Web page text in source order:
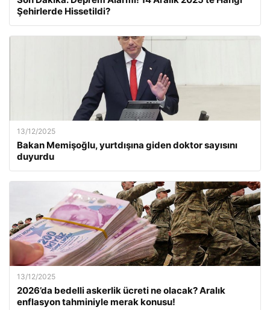
Şehirlerde Hissetildi?
13/12/2025
Bakan Memişoğlu, yurtdışına giden doktor sayısını
duyurdu
13/12/2025
2026’da bedelli askerlik ücreti ne olacak? Aralık
enflasyon tahminiyle merak konusu!